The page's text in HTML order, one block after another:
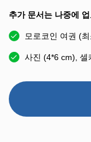
추가 문서는 나중에
모로코인 여권 (
사진 (4*6 cm), 셀